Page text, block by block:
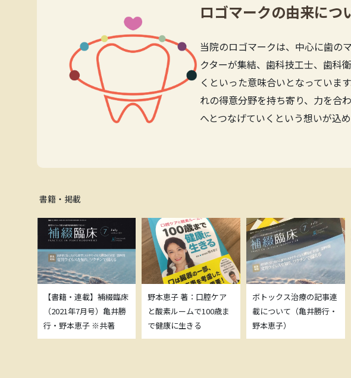
ロゴマークの由来につ
当院のロゴマークは、中心に歯の
クターが集結、歯科技工士、歯科
くといった意味合いとなっていま
れの得意分野を持ち寄り、力を合
へとつなげていくという想いが込め
書籍・掲載
【書籍・連載】補綴臨床
（2021年7月号）亀井勝
行・野本恵子 ※共著
野本恵子 著：口腔ケア
と酸素ルームで100歳ま
で健康に生きる
ボトックス治療の記事連
載について（亀井勝行・
野本恵子）